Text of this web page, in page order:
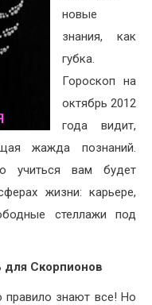
новые
знания, как
губка.
Гороскоп на
октябрь 2012
года видит,
жажда познаний.
учиться вам будет
жизни: карьере,
стеллажи под
для Скорпионов
правило знают все! Но